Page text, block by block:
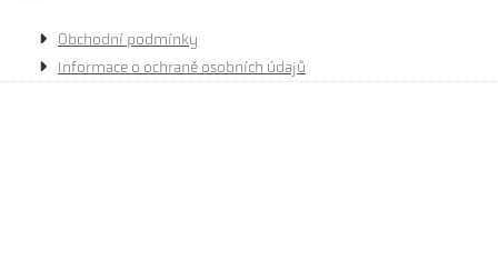
Obchodní podmínky
Informace o ochraně osobních údajů